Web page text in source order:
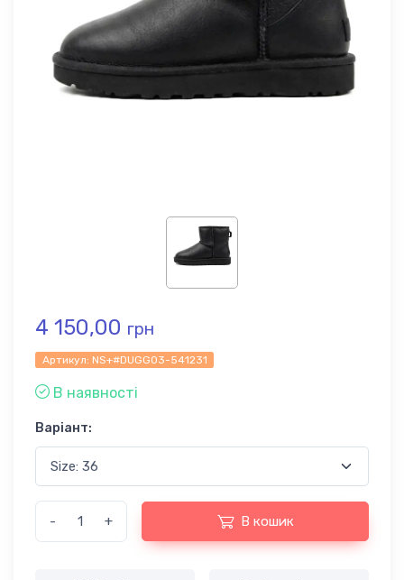
4 150,00 грн
Артикул: NS+#DUGG03-541231
В наявності
Варіант:
- + В кошик